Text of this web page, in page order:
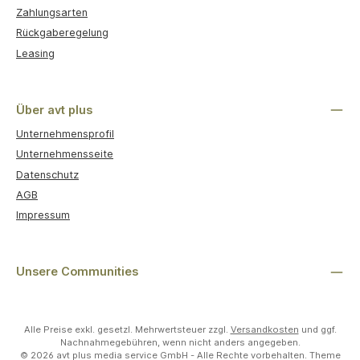
Zahlungsarten
Rückgaberegelung
Leasing
Über avt plus
Unternehmensprofil
Unternehmensseite
Datenschutz
AGB
Impressum
Unsere Communities
Alle Preise exkl. gesetzl. Mehrwertsteuer zzgl. Versandkosten und ggf.
Nachnahmegebühren, wenn nicht anders angegeben.
© 2026 avt plus media service GmbH - Alle Rechte vorbehalten. Theme